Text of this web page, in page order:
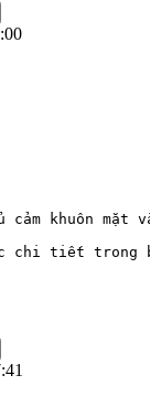
cảm khuôn
chi tiết trong